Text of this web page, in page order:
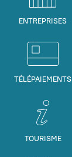
ENTREPRISES
TÉLÉPAIEMENTS
TOURISME